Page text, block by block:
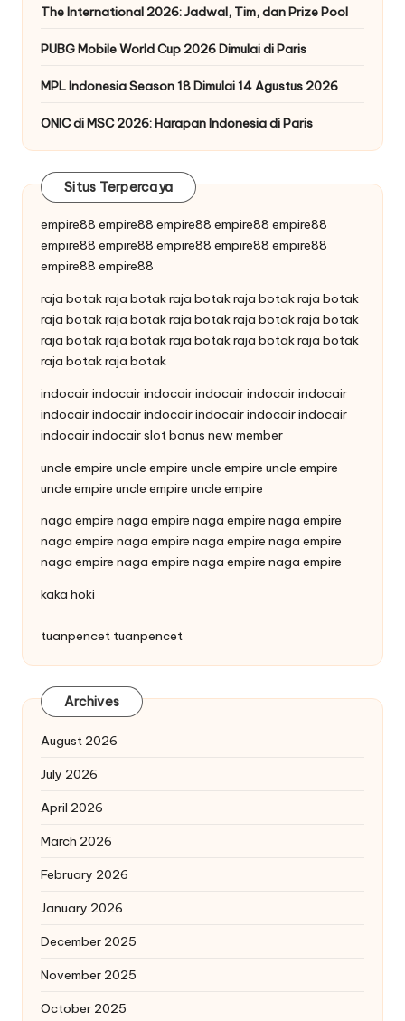
The International 2026: Jadwal, Tim, dan Prize Pool
PUBG Mobile World Cup 2026 Dimulai di Paris
MPL Indonesia Season 18 Dimulai 14 Agustus 2026
ONIC di MSC 2026: Harapan Indonesia di Paris
Situs Terpercaya
empire88 empire88 empire88 empire88 empire88
empire88 empire88 empire88 empire88 empire88
empire88 empire88
raja botakraja botakraja botakraja botakraja botak
raja botakraja botakraja botakraja botakraja botak
raja botakraja botakraja botakraja botakraja botak
raja botakraja botak
indocairindocairindocairindocairindocairindocair
indocairindocairindocairindocairindocairindocair
indocairindocairslot bonus new member
uncle empire uncle empire uncle empire uncle empire
uncle empire uncle empire uncle empire
naga empire naga empire naga empire naga empire
naga empire naga empire naga empire naga empire
naga empire naga empire naga empire naga empire
kaka hoki
tuanpencet tuanpencet
Archives
August 2026
July 2026
April 2026
March 2026
February 2026
January 2026
December 2025
November 2025
October 2025